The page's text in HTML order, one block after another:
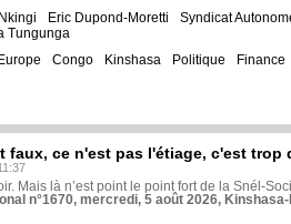
Eric Dupond-Moretti
Syndicat
Tungunga
Europe Congo Kinshasa Politique Finance
faux, ce n'est pas l'étiage, c'est trop
Mais là n’est point le point fort de la Snél-
n°1670, mercredi, 5 août 2026,